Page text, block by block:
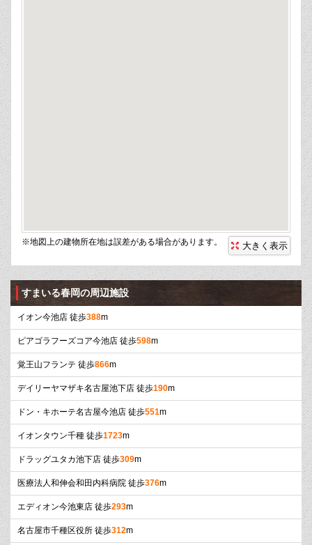
※地図上の建物所在地は誤差がある場合があります。 大きく表示
すまいる春岡の周辺施設
イオン今池店 徒歩388m
ピアゴラフーズコア今池店 徒歩598m
覚王山フランテ 徒歩866m
デイリーヤマザキ名古屋池下店 徒歩190m
ドン・キホーテ名古屋今池店 徒歩551m
イオンタウン千種 徒歩1723m
ドラッグユタカ池下店 徒歩309m
医療法人和伸会和田内科病院 徒歩376m
エディオン今池東店 徒歩293m
名古屋市千種区役所 徒歩312m